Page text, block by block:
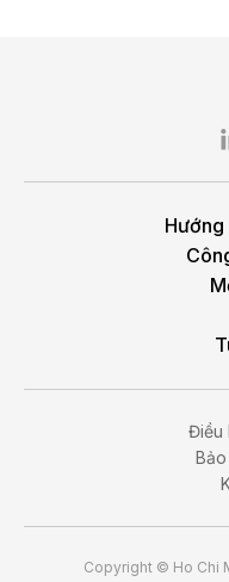
Hướng
Điều
Copyright © Ho Chi